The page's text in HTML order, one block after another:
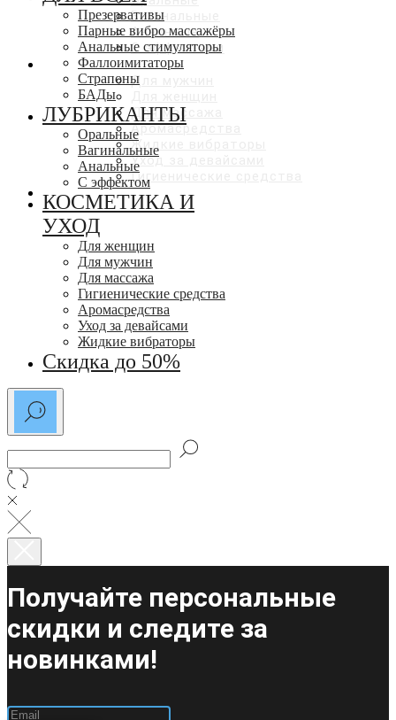
Вагинальные
Анальные
С эффектами
КОСМЕТИКА И УХОД
Для мужчин
Для массажа
Аромасредства
Жидкие вибраторы
Уход за девайсами
Гигиенические средства
СКИДКИ ДО 50%
Презервативы
Парные вибро массажёры
Анальные стимуляторы
Фаллоимитаторы
Страпоны
БАДы
ЛУБРИКАНТЫ
Оральные
Вагинальные
Анальные
С эффектом
КОСМЕТИКА И
УХОД
Для женщин
Для мужчин
Для массажа
Гигиенические средства
Аромасредства
Уход за девайсами
Жидкие вибраторы
Скидка до 50%
Получайте персональные
скидки и следите за
новинками!